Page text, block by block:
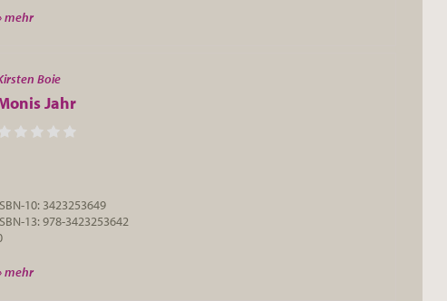
mehr
Boie
Jahr
10: 3423253649
13: 978-3423253642
mehr